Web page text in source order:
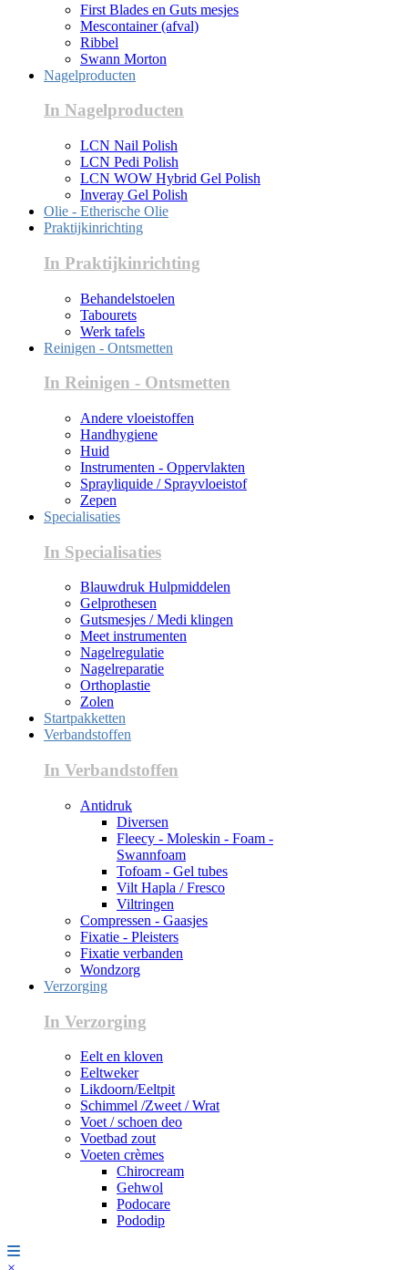
First Blades en Guts mesjes
Mescontainer (afval)
Ribbel
Swann Morton
Nagelproducten
In Nagelproducten
LCN Nail Polish
LCN Pedi Polish
LCN WOW Hybrid Gel Polish
Inveray Gel Polish
Olie - Etherische Olie
Praktijkinrichting
In Praktijkinrichting
Behandelstoelen
Tabourets
Werk tafels
Reinigen - Ontsmetten
In Reinigen - Ontsmetten
Andere vloeistoffen
Handhygiene
Huid
Instrumenten - Oppervlakten
Sprayliquide / Sprayvloeistof
Zepen
Specialisaties
In Specialisaties
Blauwdruk Hulpmiddelen
Gelprothesen
Gutsmesjes / Medi klingen
Meet instrumenten
Nagelregulatie
Nagelreparatie
Orthoplastie
Zolen
Startpakketten
Verbandstoffen
In Verbandstoffen
Antidruk
Diversen
Fleecy - Moleskin - Foam -
Swannfoam
Tofoam - Gel tubes
Vilt Hapla / Fresco
Viltringen
Compressen - Gaasjes
Fixatie - Pleisters
Fixatie verbanden
Wondzorg
Verzorging
In Verzorging
Eelt en kloven
Eeltweker
Likdoorn/Eeltpit
Schimmel /Zweet / Wrat
Voet / schoen deo
Voetbad zout
Voeten crèmes
Chirocream
Gehwol
Podocare
Pododip